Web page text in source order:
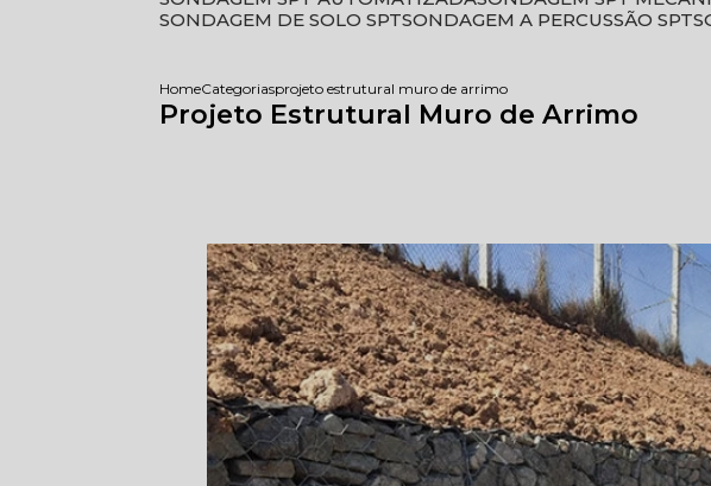
SONDAGEM DE SOLO SPT SONDAGEM A PERCUSSÃO SPT
HomeCategoriasprojeto estrutural muro de arrimo
Projeto Estrutural Muro de Arrimo